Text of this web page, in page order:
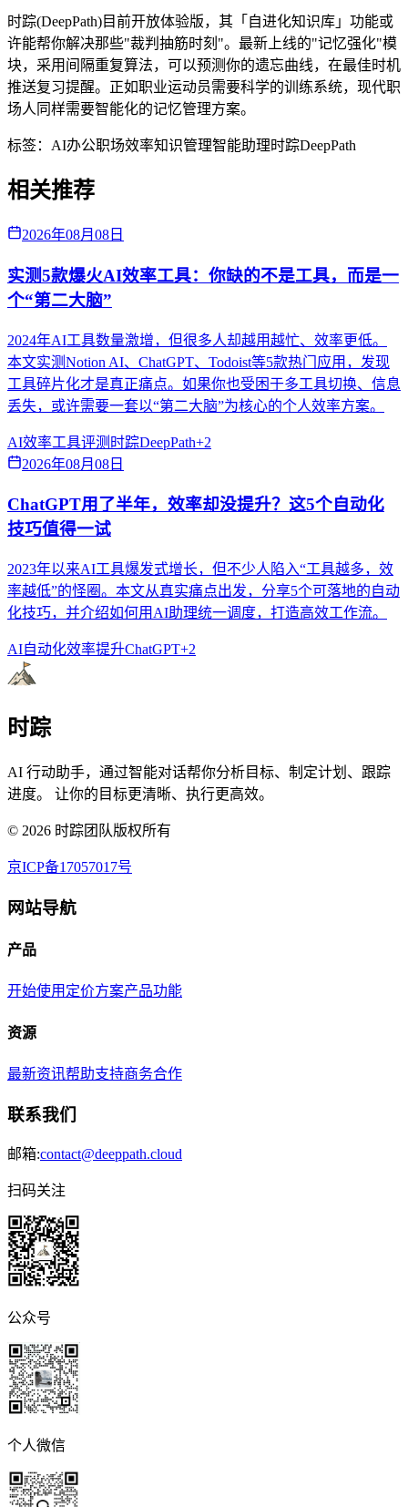
时踪(DeepPath)目前开放体验版，其「自进化知识库」功能或
许能帮你解决那些"裁判抽筋时刻"。最新上线的"记忆强化"模
块，采用间隔重复算法，可以预测你的遗忘曲线，在最佳时机
推送复习提醒。正如职业运动员需要科学的训练系统，现代职
场人同样需要智能化的记忆管理方案。
标签： AI办公职场效率知识管理智能助理时踪DeepPath
相关推荐
2026年08月08日
实测5款爆火AI效率工具：你缺的不是工具，而是一
个“第二大脑”
2024年AI工具数量激增，但很多人却越用越忙、效率更低。
本文实测Notion AI、ChatGPT、Todoist等5款热门应用，发现
工具碎片化才是真正痛点。如果你也受困于多工具切换、信息
丢失，或许需要一套以“第二大脑”为核心的个人效率方案。
AI效率工具评测 时踪DeepPath+2
2026年08月08日
ChatGPT用了半年，效率却没提升？这5个自动化
技巧值得一试
2023年以来AI工具爆发式增长，但不少人陷入“工具越多，效
率越低”的怪圈。本文从真实痛点出发，分享5个可落地的自动
化技巧，并介绍如何用AI助理统一调度，打造高效工作流。
AI自动化效率提升ChatGPT+2
时踪
AI 行动助手，通过智能对话帮你分析目标、制定计划、跟踪
进度。 让你的目标更清晰、执行更高效。
© 2026 时踪团队版权所有
京ICP备17057017号
网站导航
产品
开始使用 定价方案产品功能
资源
最新资讯帮助支持商务合作
联系我们
邮箱:contact@deeppath.cloud
扫码关注
公众号
个人微信